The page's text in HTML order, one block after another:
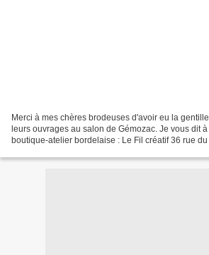
Merci à mes chères brodeuses d'avoir eu la
leurs ouvrages au salon de Gémozac. Je vous dit
boutique-atelier bordelaise : Le Fil créatif 36 rue